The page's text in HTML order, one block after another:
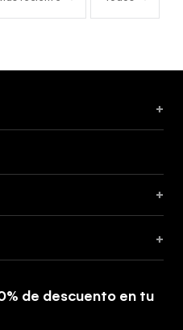
+
+
+
de descuento en tu